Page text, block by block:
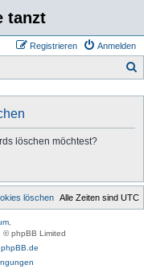
tanzt
Anmelden
Registrieren
löschen möchtest?
Alle Zeiten sind UTC
löschen
© phpBB Limited
phpBB.de